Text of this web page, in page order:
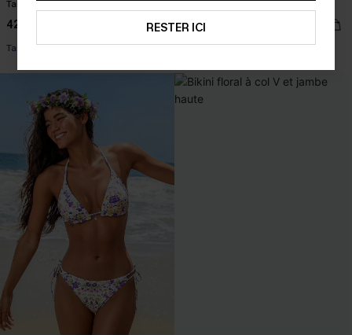
Tankini corail taille haute à col cœur
42,00 €
Taille haute
Tankini à pois à col V
42,00 €
RESTER ICI